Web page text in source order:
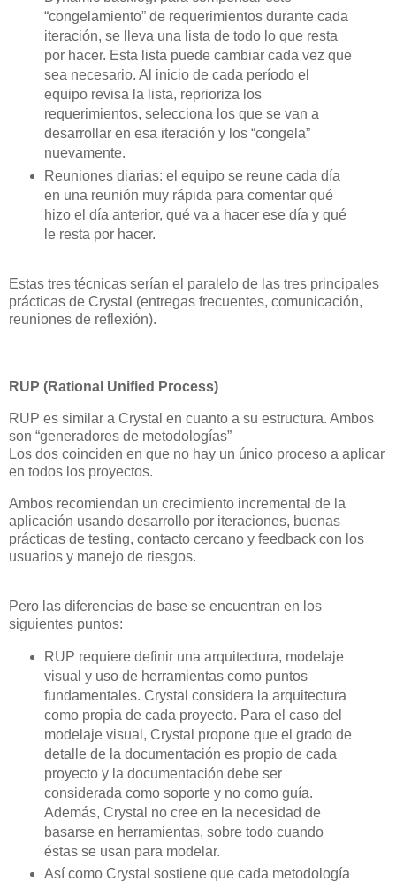
“congelamiento” de requerimientos durante cada
iteración, se lleva una lista de todo lo que resta
por hacer. Esta lista puede cambiar cada vez que
sea necesario. Al inicio de cada período el
equipo revisa la lista, reprioriza los
requerimientos, selecciona los que se van a
desarrollar en esa iteración y los “congela”
nuevamente.
Reuniones diarias: el equipo se reune cada día
en una reunión muy rápida para comentar qué
hizo el día anterior, qué va a hacer ese día y qué
le resta por hacer.
Estas tres técnicas serían el paralelo de las tres principales
prácticas de Crystal (entregas frecuentes, comunicación,
reuniones de reflexión).
RUP (Rational Unified Process)
RUP es similar a Crystal en cuanto a su estructura. Ambos
son “generadores de metodologías”
Los dos coinciden en que no hay un único proceso a aplicar
en todos los proyectos.
Ambos recomiendan un crecimiento incremental de la
aplicación usando desarrollo por iteraciones, buenas
prácticas de testing, contacto cercano y feedback con los
usuarios y manejo de riesgos.
Pero las diferencias de base se encuentran en los
siguientes puntos:
RUP requiere definir una arquitectura, modelaje
visual y uso de herramientas como puntos
fundamentales. Crystal considera la arquitectura
como propia de cada proyecto. Para el caso del
modelaje visual, Crystal propone que el grado de
detalle de la documentación es propio de cada
proyecto y la documentación debe ser
considerada como soporte y no como guía.
Además, Crystal no cree en la necesidad de
basarse en herramientas, sobre todo cuando
éstas se usan para modelar.
Así como Crystal sostiene que cada metodología